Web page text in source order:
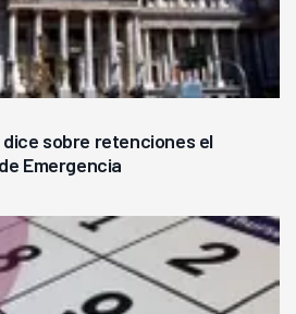
dice sobre retenciones el
Emergencia